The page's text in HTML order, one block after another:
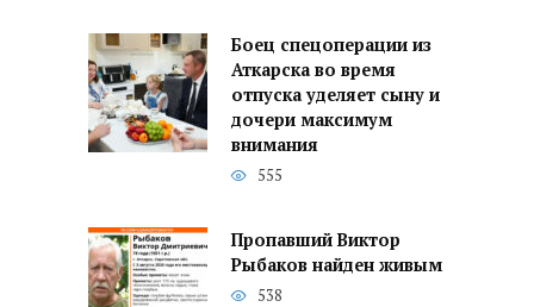
Боец спецоперации из
Аткарска во время
отпуска уделяет сыну и
дочери максимум
внимания
555
Пропавший Виктор
Рыбаков найден живым
538